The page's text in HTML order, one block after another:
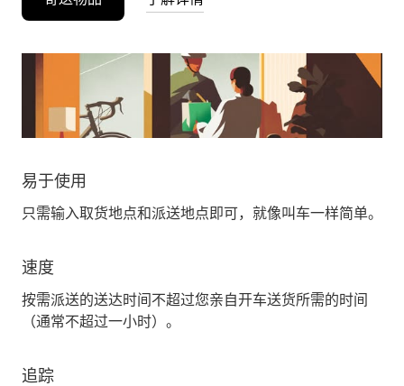
易于使用
只需输入取货地点和派送地点即可，就像叫车一样简单。
速度
按需派送的送达时间不超过您亲自开车送货所需的时间
（通常不超过一小时）。
追踪